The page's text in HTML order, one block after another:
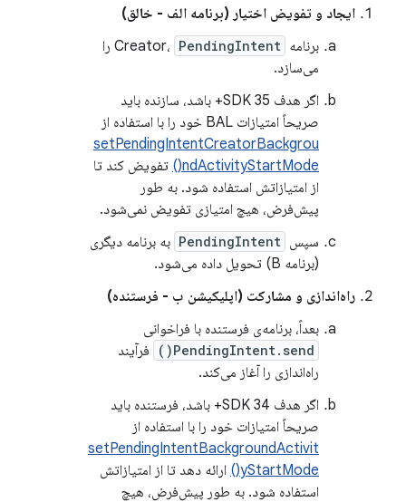
ایجاد و تفویض اختیار (برنامه الف - خالق)
برنامه Creator، PendingIntent
را
می‌سازد.
اگر هدف SDK 35+ باشد، سازنده باید
صریحاً امتیازات BAL خود را با استفاده از
setPendingIntentCreatorBackgrou
ndActivityStartMode()
تفویض کند تا
از امتیازاتش استفاده شود. به طور
پیش‌فرض، هیچ امتیازی تفویض نمی‌شود.
سپس PendingIntent به برنامه دیگری
(برنامه B) تحویل داده می‌شود.
راه‌اندازی و مشارکت (اپلیکیشن ب - فرستنده)
بعداً، برنامه‌ی فرستنده با فراخوانی
PendingIntent.send()
فرآیند
راه‌اندازی را آغاز می‌کند.
اگر هدف SDK 34+ باشد، فرستنده باید
صریحاً امتیازات خود را با استفاده از
setPendingIntentBackgroundActivit
yStartMode()
ارائه دهد تا از امتیازاتش
استفاده شود. به طور پیش‌فرض، هیچ